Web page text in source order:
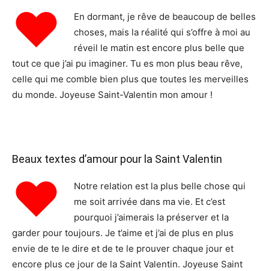
♥
En dormant, je rêve de beaucoup de belles
choses, mais la réalité qui s’offre à moi au
réveil le matin est encore plus belle que
tout ce que j’ai pu imaginer. Tu es mon plus beau rêve,
celle qui me comble bien plus que toutes les merveilles
du monde. Joyeuse Saint-Valentin mon amour !
Beaux textes d’amour pour la Saint Valentin
♥
Notre relation est la plus belle chose qui
me soit arrivée dans ma vie. Et c’est
pourquoi j’aimerais la préserver et la
garder pour toujours. Je t’aime et j’ai de plus en plus
envie de te le dire et de te le prouver chaque jour et
encore plus ce jour de la Saint Valentin. Joyeuse Saint